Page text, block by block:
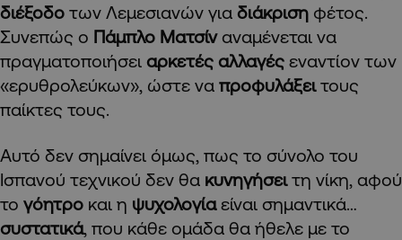
διέξοδο των Λεμεσιανών για διάκριση φέτος.
Συνεπώς ο Πάμπλο Ματσίναναμένεται να
πραγματοποιήσει αρκετές αλλαγές εναντίον των
«ερυθρολεύκων», ώστε να προφυλάξειτους
παίκτες τους.
Αυτό δεν σημαίνει όμως, πως το σύνολο του
Ισπανού τεχνικού δεν θα κυνηγήσειτη νίκη, αφού
το γόητρο και η ψυχολογίαείναι σημαντικά…
συστατικά, που κάθε ομάδα θα ήθελε με το